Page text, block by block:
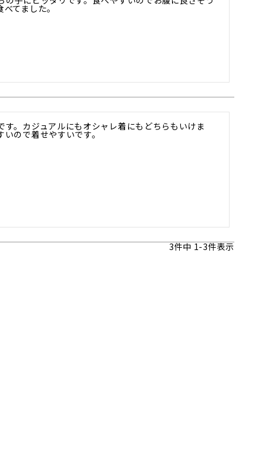
てました。
す。カジュアルにもオシャレ着にもどちらもいけま
ので着せやすいです。
3件中1-3件表示